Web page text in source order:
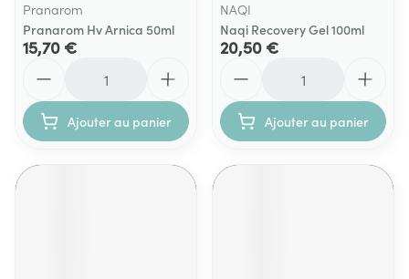
Pranarom
Pranarom Hv Arnica 50ml
15,70 €
Ajouter au panier
NAQI
Naqi Recovery Gel 100ml
20,50 €
Ajouter au panier